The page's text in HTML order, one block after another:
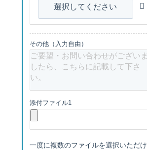
選択してください
その他（入力自由）
添付ファイル1
一度に複数のファイルを選択いただけ